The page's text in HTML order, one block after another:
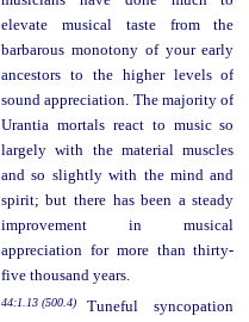
elevate musical taste from the
barbarous monotony of your early
ancestors to the higher levels of
sound appreciation. The majority of
Urantia mortals react to music so
largely with the material muscles
and so slightly with the mind and
spirit; but there has been a steady
improvement in musical
appreciation for more than thirty-
five thousand years.
44:1.13 (500.4)
Tuneful syncopation